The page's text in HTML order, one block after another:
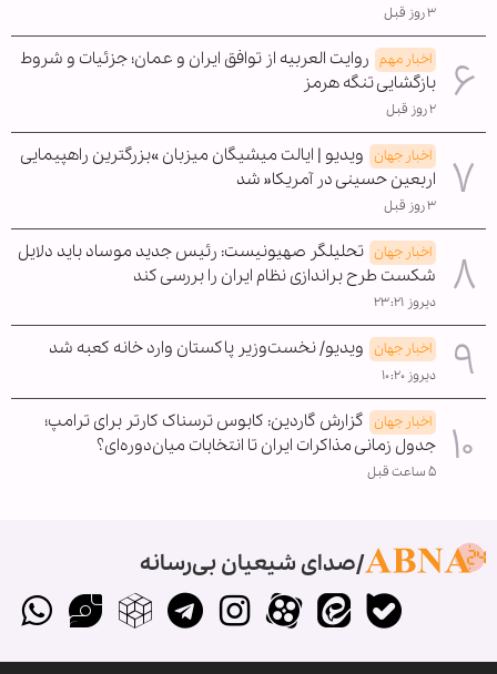
۳ روز قبل
اخبار مهم روایت العربیه از توافق ایران و عمان؛ جزئیات و شروط
بازگشایی تنگه هرمز
۲ روز قبل
اخبار جهان ویدیو | ایالت میشیگان میزبان »بزرگترین راهپیمایی
اربعین حسینی در آمریکا« شد
۳ روز قبل
اخبار جهان تحلیلگر صهیونیست: رئیس جدید موساد باید دلایل
شکست طرح براندازی نظام ایران را بررسی کند
دیروز ۲۳:۲۱
اخبار جهان ویدیو/ نخست‌وزیر پاکستان وارد خانه کعبه شد
دیروز ۱۰:۲۰
اخبار جهان گزارش گاردین: کابوس ترسناک کارتر برای ترامپ؛
جدول زمانی مذاکرات ایران تا انتخابات میان‌دوره‌ای؟
۵ ساعت قبل
صدای شیعیان بی‌رسانه